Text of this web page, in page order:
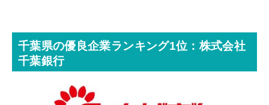
千葉県の優良企業ランキング1位：株式会社
千葉銀行